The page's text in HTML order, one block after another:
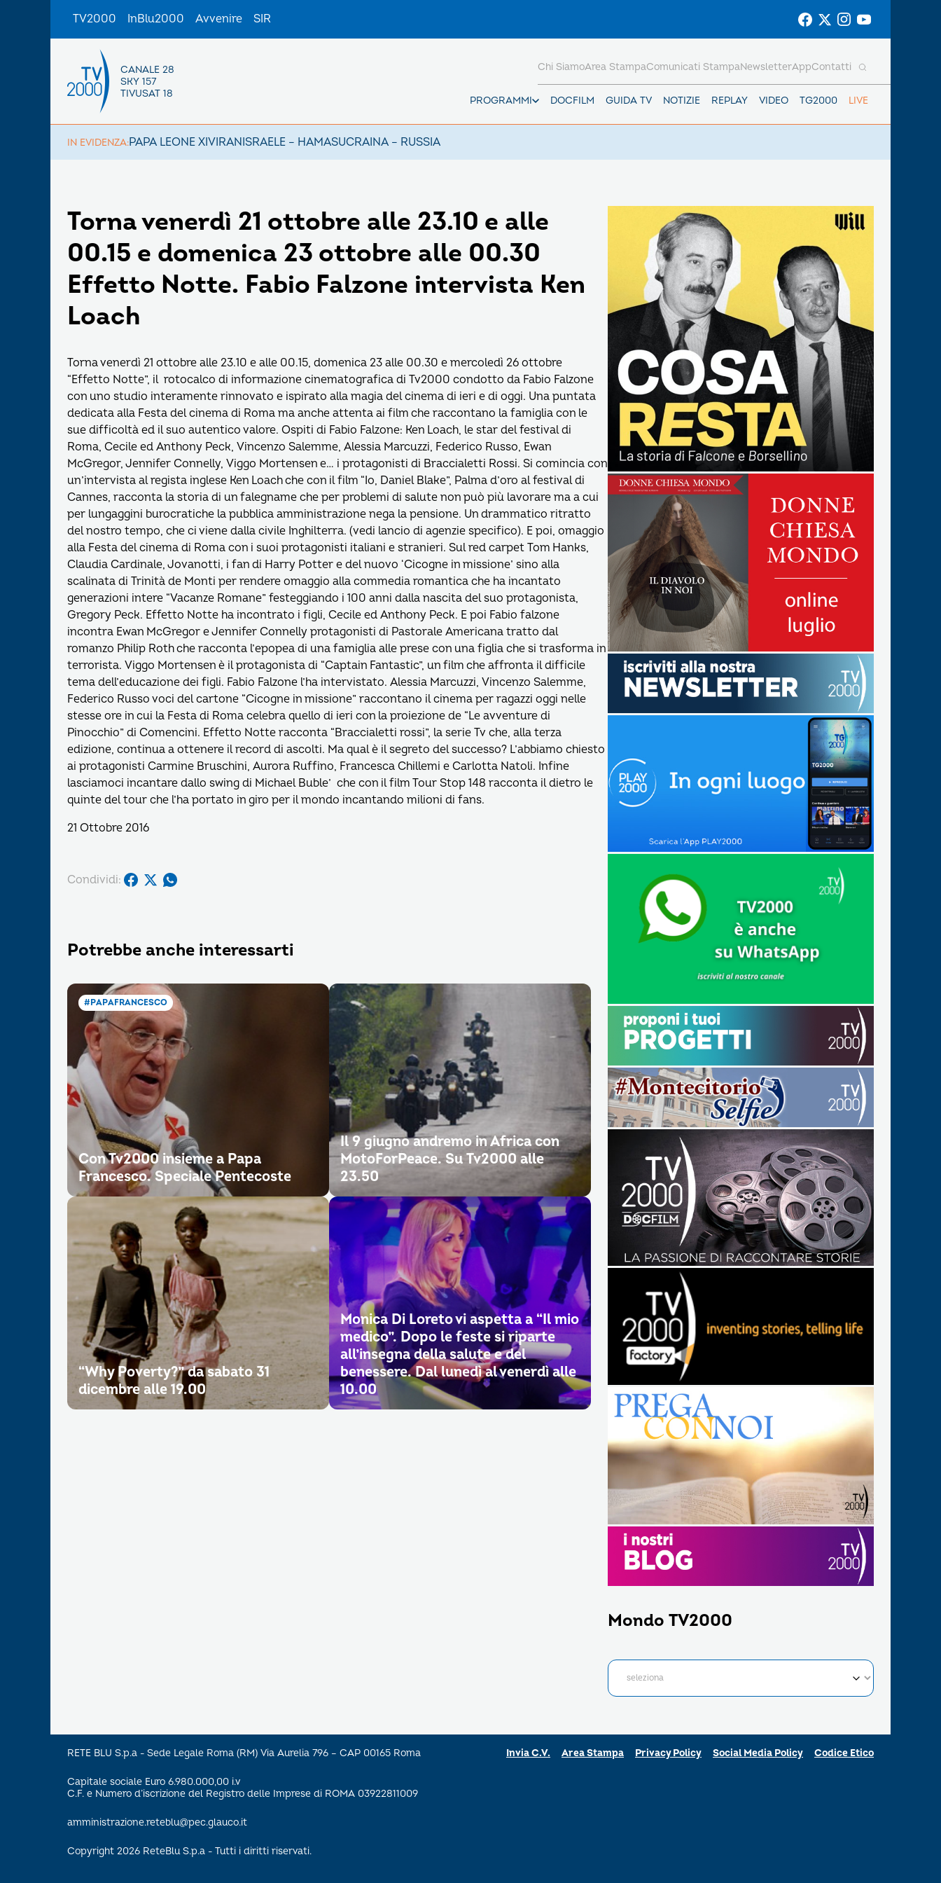
TV2000 InBlu2000 Avvenire SIR
CANALE 28
SKY 157
TIVUSAT 18
PROGRAMMI DOCFILM GUIDA TV NOTIZIE REPLAY VIDEO TG2000 LIVE
Chi SiamoArea StampaComunicati StampaNewsletterAppContatti
IN EVIDENZA:PAPA LEONE XIVIRANISRAELE – HAMASUCRAINA – RUSSIA
Torna venerdì 21 ottobre alle 23.10 e alle
00.15 e domenica 23 ottobre alle 00.30
Effetto Notte. Fabio Falzone intervista Ken
Loach
Torna venerdì 21 ottobre alle 23.10 e alle 00.15, domenica 23 alle 00.30 e mercoledì 26 ottobre
“Effetto Notte”, il rotocalco di informazione cinematografica di Tv2000 condotto da Fabio Falzone
con uno studio interamente rinnovato e ispirato alla magia del cinema di ieri e di oggi. Una puntata
dedicata alla Festa del cinema di Roma ma anche attenta ai film che raccontano la famiglia con le
sue difficoltà ed il suo autentico valore. Ospiti di Fabio Falzone: Ken Loach, le star del festival di
Roma, Cecile ed Anthony Peck, Vincenzo Salemme, Alessia Marcuzzi, Federico Russo, Ewan
McGregor, Jennifer Connelly, Viggo Mortensen e… i protagonisti di Braccialetti Rossi. Si comincia con
un’intervista al regista inglese Ken Loach che con il film “Io, Daniel Blake”, Palma d’oro al festival di
Cannes, racconta la storia di un falegname che per problemi di salute non può più lavorare ma a cui
per lungaggini burocratiche la pubblica amministrazione nega la pensione. Un drammatico ritratto
del nostro tempo, che ci viene dalla civile Inghilterra. (vedi lancio di agenzie specifico). E poi, omaggio
alla Festa del cinema di Roma con i suoi protagonisti italiani e stranieri. Sul red carpet Tom Hanks,
Claudia Cardinale, Jovanotti, i fan di Harry Potter e del nuovo ‘Cicogne in missione’ sino alla
scalinata di Trinità de Monti per rendere omaggio alla commedia romantica che ha incantato
generazioni intere “Vacanze Romane” festeggiando i 100 anni dalla nascita del suo protagonista,
Gregory Peck. Effetto Notte ha incontrato i figli, Cecile ed Anthony Peck. E poi Fabio falzone
incontra Ewan McGregor e Jennifer Connelly protagonisti di Pastorale Americana tratto dal
romanzo Philip Roth che racconta l’epopea di una famiglia alle prese con una figlia che si trasforma in
terrorista. Viggo Mortensen è il protagonista di “Captain Fantastic”, un film che affronta il difficile
tema dell’educazione dei figli. Fabio Falzone l’ha intervistato. Alessia Marcuzzi, Vincenzo Salemme,
Federico Russo voci del cartone “Cicogne in missione” raccontano il cinema per ragazzi oggi nelle
stesse ore in cui la Festa di Roma celebra quello di ieri con la proiezione de “Le avventure di
Pinocchio” di Comencini. Effetto Notte racconta “Braccialetti rossi”, la serie Tv che, alla terza
edizione, continua a ottenere il record di ascolti. Ma qual è il segreto del successo? L’abbiamo chiesto
ai protagonisti Carmine Bruschini, Aurora Ruffino, Francesca Chillemi e Carlotta Natoli. Infine
lasciamoci incantare dallo swing di Michael Buble’ che con il film Tour Stop 148 racconta il dietro le
quinte del tour che l’ha portato in giro per il mondo incantando milioni di fans.
21 Ottobre 2016
Condividi:
Potrebbe anche interessarti
#PAPAFRANCESCO
Con Tv2000 insieme a Papa
Francesco. Speciale Pentecoste
Il 9 giugno andremo in Africa con
MotoForPeace. Su Tv2000 alle
23.50
“Why Poverty?” da sabato 31
dicembre alle 19.00
Monica Di Loreto vi aspetta a “Il mio
medico”. Dopo le feste si riparte
all’insegna della salute e del
benessere. Dal lunedì al venerdì alle
10.00
Mondo TV2000
RETE BLU S.p.a - Sede Legale Roma (RM) Via Aurelia 796 – CAP 00165 Roma
Capitale sociale Euro 6.980.000,00 i.v
C.F. e Numero d’iscrizione del Registro delle Imprese di ROMA 03922811009
amministrazione.reteblu@pec.glauco.it
Copyright 2026 ReteBlu S.p.a - Tutti i diritti riservati.
Invia C.V. Area Stampa Privacy Policy Social Media Policy Codice Etico